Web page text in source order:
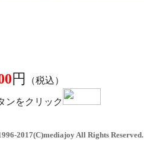
円 （税込）
ンをクリック
2017(C)mediajoy All Rights Reserved.